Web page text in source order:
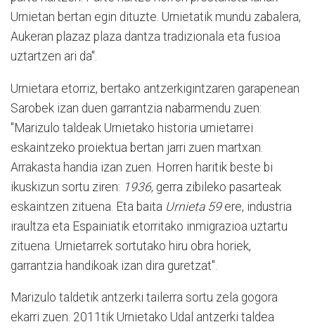
Urnietan bertan egin dituzte. Urnietatik mundu zabalera,
Aukeran plazaz plaza dantza tradizionala eta fusioa
uztartzen ari da".
Urnietara etorriz, bertako antzerkigintzaren garapenean
Sarobek izan duen garrantzia nabarmendu zuen:
"Marizulo taldeak Urnietako historia urnietarrei
eskaintzeko proiektua bertan jarri zuen martxan.
Arrakasta handia izan zuen. Horren haritik beste bi
ikuskizun sortu ziren: 1936, gerra zibileko pasarteak
eskaintzen zituena. Eta baita Urnieta 59ere, industria
iraultza eta Espainiatik etorritako inmigrazioa uztartu
zituena. Urnietarrek sortutako hiru obra horiek,
garrantzia handikoak izan dira guretzat".
Marizulo taldetik antzerki tailerra sortu zela gogora
ekarri zuen. 2011tik Urnietako Udal antzerki taldea